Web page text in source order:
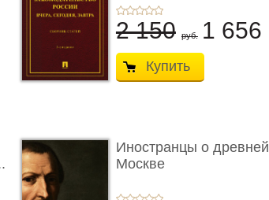
2 150 руб. 1 656
Купить
Иностранцы о древней
Москве